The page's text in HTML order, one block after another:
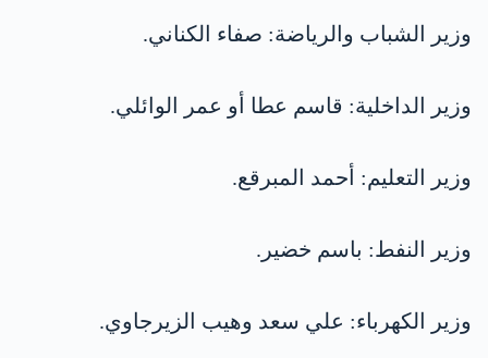
وزير الشباب والرياضة: صفاء الكناني.
وزير الداخلية: قاسم عطا أو عمر الوائلي.
وزير التعليم: أحمد المبرقع.
وزير النفط: باسم خضير.
وزير الكهرباء: علي سعد وهيب الزيرجاوي.